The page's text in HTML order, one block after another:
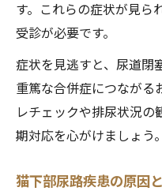
す。これらの症状が見ら
受診が必要です。
症状を見逃すと、尿道閉
重篤な合併症につながる
レチェックや排尿状況
期対応を心がけましょう。
猫下部尿路疾患の原因